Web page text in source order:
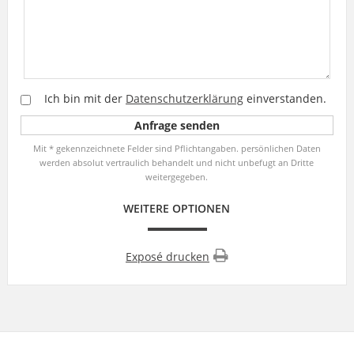
Ich bin mit der Datenschutzerklärungeinverstanden.
Mit * gekennzeichnete Felder sind Pflichtangaben. persönlichen Daten
werden absolut vertraulich behandelt und nicht unbefugt an Dritte
weitergegeben.
WEITERE OPTIONEN
Exposé drucken